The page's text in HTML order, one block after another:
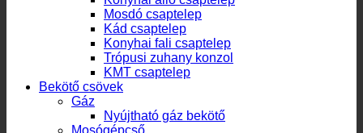
Mosdó csaptelep
Kád csaptelep
Konyhai fali csaptelep
Trópusi zuhany konzol
KMT csaptelep
Bekötő csövek
Gáz
Nyújtható gáz bekötő
Mosógépcső